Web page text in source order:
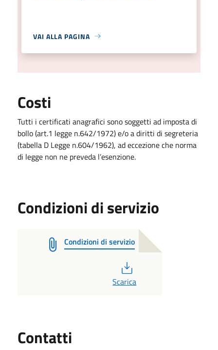
VAI ALLA PAGINA
Costi
Tutti i certificati anagrafici sono soggetti ad imposta di
bollo (art.1 legge n.642/1972) e/o a diritti di segreteria
(tabella D Legge n.604/1962), ad eccezione che norma
di legge non ne preveda l’esenzione.
Condizioni di servizio
Condizioni di servizio
Scarica
Contatti